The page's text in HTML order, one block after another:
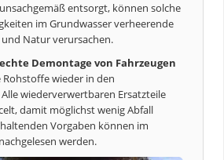
entsorgt, können solche
im Grundwasser verheerende
Natur verursachen.
Demontage von Fahrzeugen
wieder in den
wiederverwertbaren Ersatzteile
damit möglichst wenig Abfall
Vorgaben können im
werden.